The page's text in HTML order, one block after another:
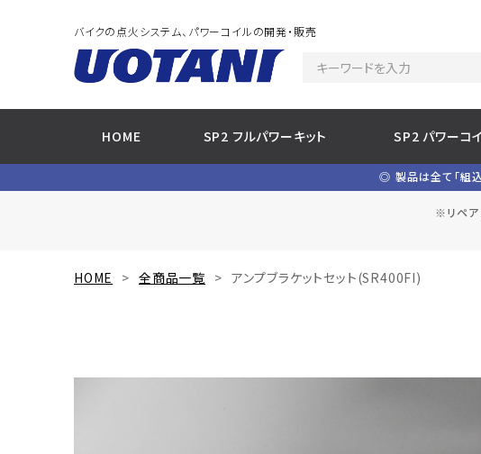
バイクの点火システム、パワーコイルの開発・販売
HOME SP2 フルパワーキット SP2 パワーコ
◎ 製品は全て「組込
※リペア
HOME 全商品一覧 アンプブラケットセット(SR400FI)